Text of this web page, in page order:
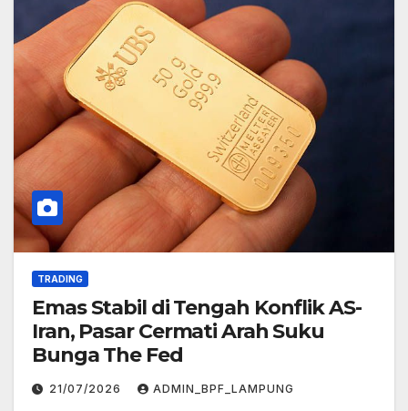
TRADING
Emas Stabil di Tengah Konflik AS-
Iran, Pasar Cermati Arah Suku
Bunga The Fed
21/07/2026 ADMIN_BPF_LAMPUNG